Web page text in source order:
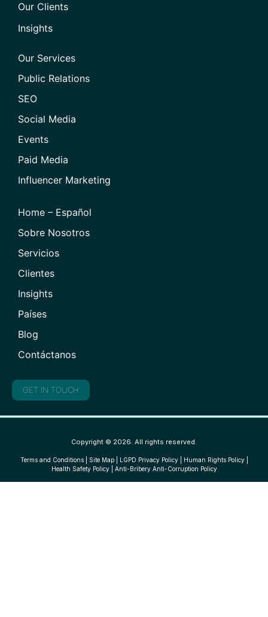
Our Clients
Insights
Our Services
Public Relations
SEO
Social Media
Events
Paid Media
Influencer Marketing
Home – Español
Sobre Nosotros
Servicios
Clientes
Insights
Países
Blog
Contáctanos
GET IN TOUCH
Copyright © 2026. All rights reserved.
Terms and Conditions| Site Map| LGPD Privacy Policy| Human Rights Policy|
Health Safety Policy| Anti-Bribery Anti-Corruption Policy